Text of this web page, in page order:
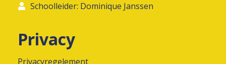
Schoolleider: Dominique Janssen
Privacy
Privacyregelement